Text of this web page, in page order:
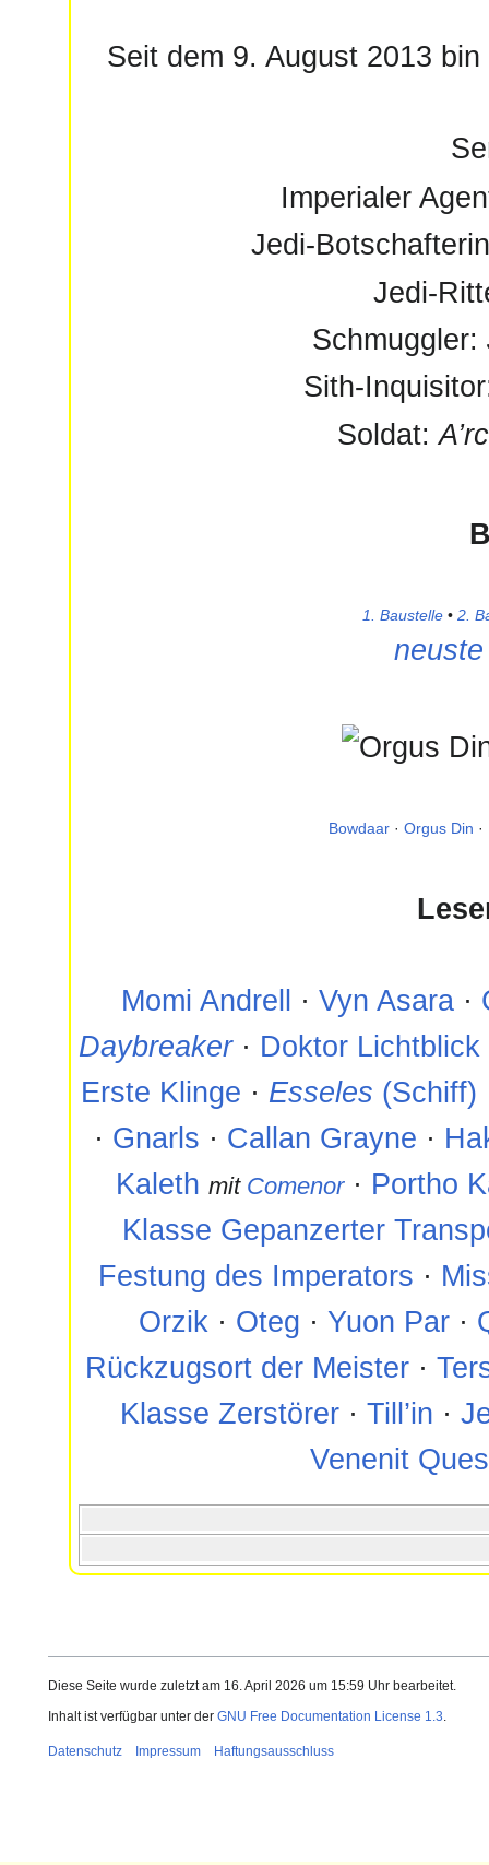
Seit dem 9. August 2013
Imperialer
Jedi-
Jedi-
Schmuggler:
Sith-
Soldat:
1. Baustelle •2.
Bowdaar ·Orgus Din ·
Momi Andrell · Vyn Asara ·
Daybreaker· Doktor Lichtblick
Erste Klinge · Esseles (Schiff)
· Gnarls · Callan Grayne ·
Kaleth mit Comenor· Portho
Klasse Gepanzerter
Festung des Imperators ·
Orzik · Oteg ·Yuon Par ·
Rückzugsort der Meister ·
Klasse Zerstörer ·Till’in ·
Venenit
Diese Seite wurde zuletzt am 16. April 2026 um 15:59 Uhr bearbeitet.
Inhalt ist verfügbar unter der GNU Free Documentation License 1.3.
Datenschutz Impressum Haftungsausschluss